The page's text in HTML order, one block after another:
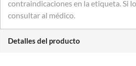
contraindicaciones en la etiqueta. Si
consultar al médico.
Detalles del producto